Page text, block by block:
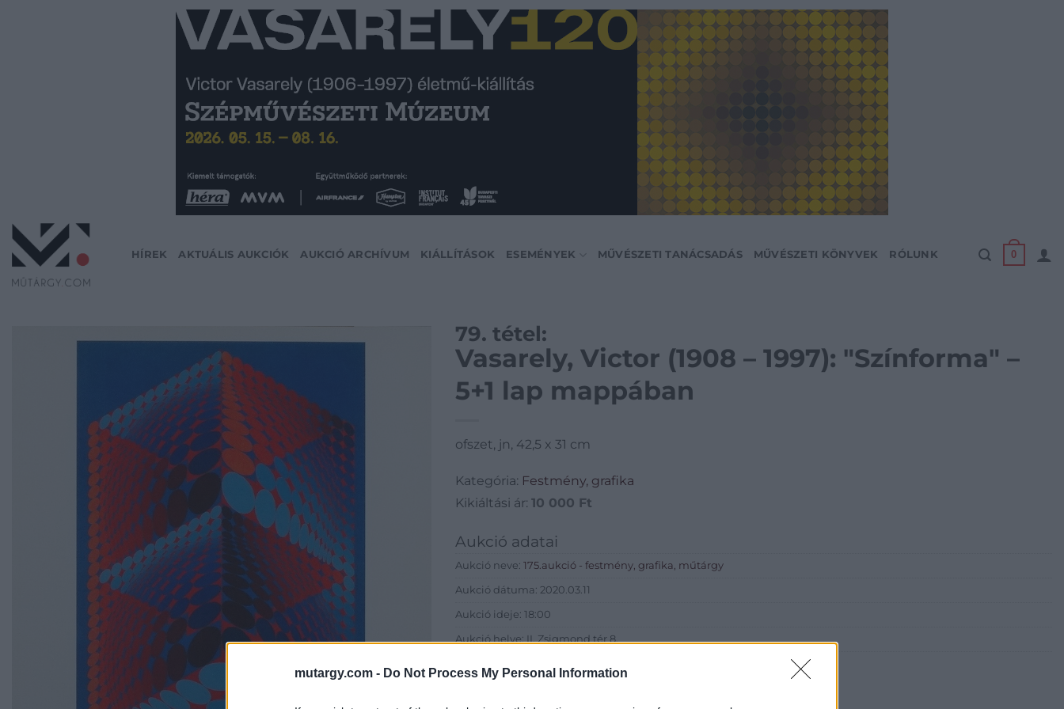
mutargy.com - Do Not Process My Personal Information
HÍREK AKTUÁLIS AUKCIÓK AUKCIÓ ARCHÍVUM KIÁLLÍTÁSOK ESEMÉNYEK MŰVÉSZETI TANÁCSADÁS MŰVÉSZETI KÖNYVEK RÓLUNK 0
79. tétel:
Vasarely, Victor (1908 – 1997): "Színforma" –
5+1 lap mappában
ofszet, jn, 42,5 x 31 cm
Kategória: Festmény, grafika
Kikiáltási ár: 10 000 Ft
Aukció adatai
Aukció neve: 175.aukció - festmény, grafika, műtárgy
Aukció dátuma: 2020.03.11
Aukció ideje: 18:00
Aukció helye: II. Zsigmond tér 8.